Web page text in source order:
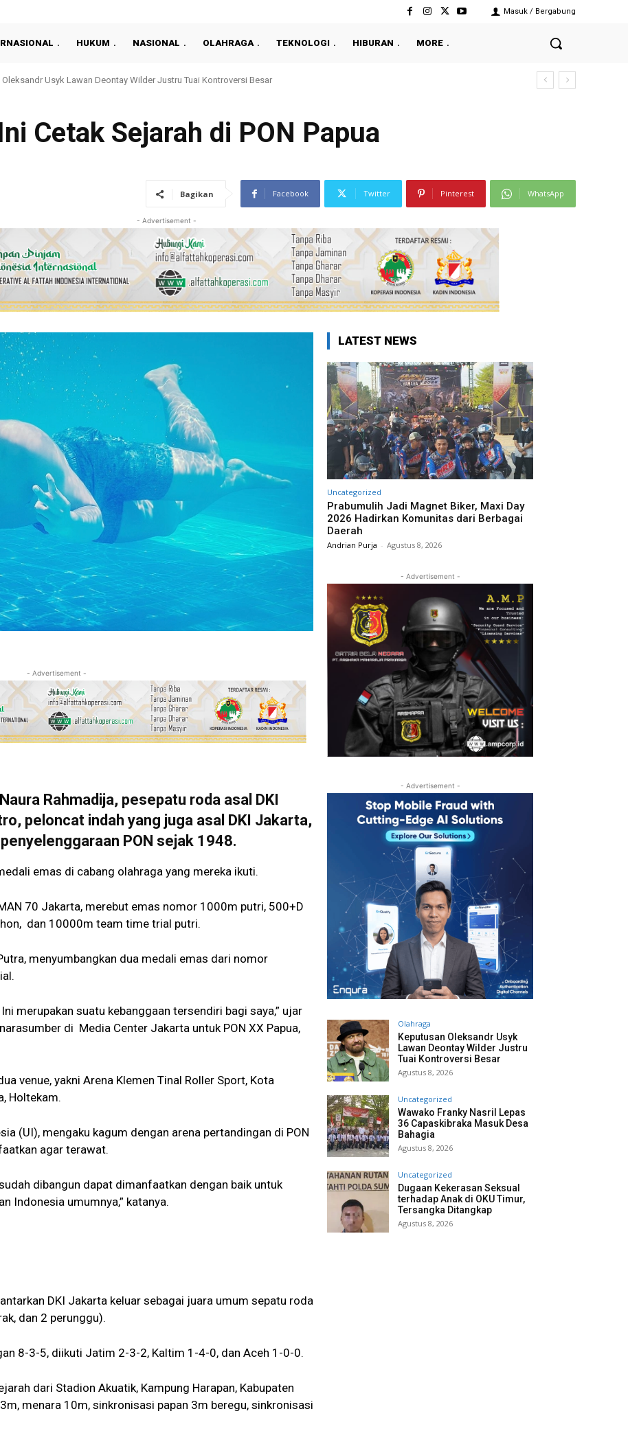
Masuk / Bergabung
HUKUM NASIONAL OLAHRAGA TEKNOLOGI HIBURAN MORE
Usyk Lawan Deontay Wilder Justru Tuai Kontroversi Besar
Nasril Lepas 36 Capaskibraka Masuk Desa Bahagia
Cetak Sejarah di PON Papua
Bagikan Facebook Twitter Pinterest WhatsApp
- Advertisement -
- Advertisement -
Rahmadija, pesepatu roda asal DKI
peloncat indah yang juga asal DKI Jakarta,
PON sejak 1948.
emas di cabang olahraga yang mereka ikuti.
70 Jakarta, merebut emas nomor 1000m putri, 500+D
dan 10000m team time trial putri.
menyumbangkan dua medali emas dari nomor
merupakan suatu kebanggaan tersendiri bagi saya,” ujar
di Media Center Jakarta untuk PON XX Papua,
venue, yakni Arena Klemen Tinal Roller Sport, Kota
Holtekam.
(UI), mengaku kagum dengan arena pertandingan di PON
agar terawat.
dibangun dapat dimanfaatkan dengan baik untuk
Indonesia umumnya,” katanya.
DKI Jakarta keluar sebagai juara umum sepatu roda
dan 2 perunggu).
8-3-5, diikuti Jatim 2-3-2, Kaltim 1-4-0, dan Aceh 1-0-0.
dari Stadion Akuatik, Kampung Harapan, Kabupaten
menara 10m, sinkronisasi papan 3m beregu, sinkronisasi
LATEST NEWS
Uncategorized
Prabumulih Jadi Magnet Biker, Maxi Day
2026 Hadirkan Komunitas dari Berbagai
Daerah
Andrian Purja - Agustus 8, 2026
- Advertisement -
- Advertisement -
Olahraga
Keputusan Oleksandr Usyk
Lawan Deontay Wilder Justru
Tuai Kontroversi Besar
Agustus 8, 2026
Uncategorized
Wawako Franky Nasril Lepas
36 Capaskibraka Masuk Desa
Bahagia
Agustus 8, 2026
Uncategorized
Dugaan Kekerasan Seksual
terhadap Anak di OKU Timur,
Tersangka Ditangkap
Agustus 8, 2026